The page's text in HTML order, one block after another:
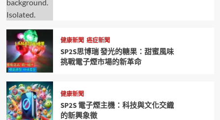
健康新聞 癌症新聞
SP2S思博瑞 發光的糖果：甜蜜風味
挑戰電子煙市場的新革命
健康新聞
SP2S 電子煙主機：科技與文化交織
的新興象徵